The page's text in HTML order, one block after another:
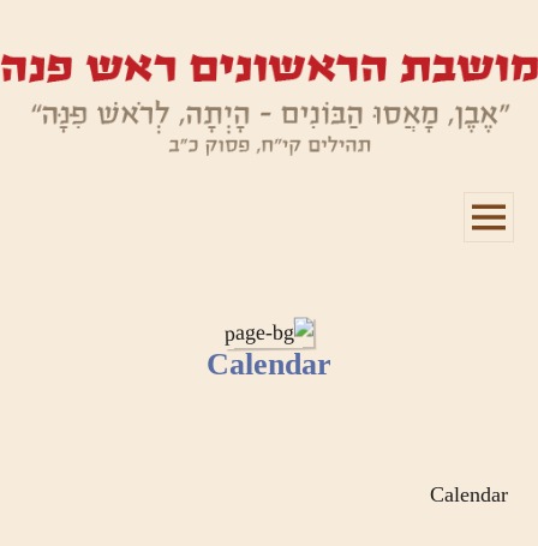
Calendar
Calendar